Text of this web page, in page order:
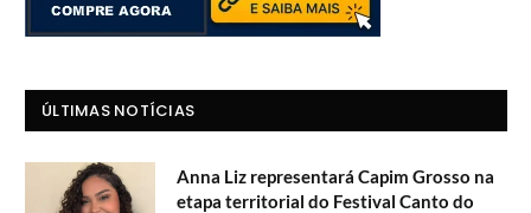
ÚLTIMAS NOTÍCIAS
Anna Liz representará Capim Grosso na
etapa territorial do Festival Canto do